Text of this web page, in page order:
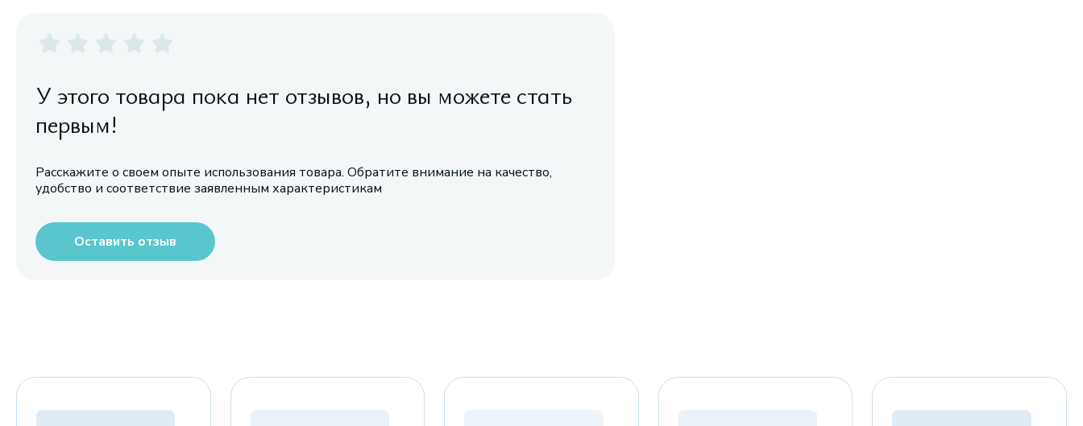
У этого товара пока нет отзывов, но вы можете стать
первым!
Расскажите о своем опыте использования товара. Обратите внимание на качество,
удобство и соответствие заявленным характеристикам
Оставить отзыв